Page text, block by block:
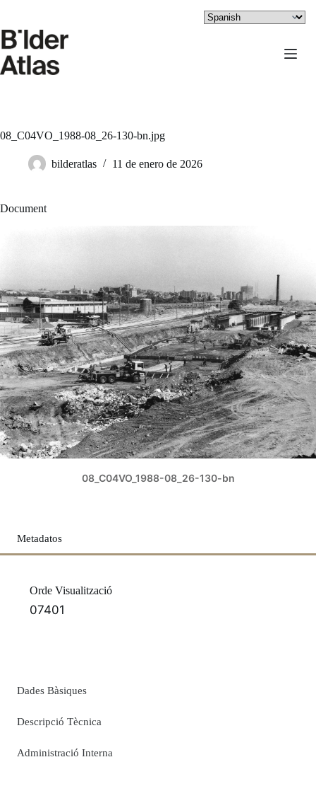
contenido
08_C04VO_1988-08_26-130-bn.jpg
bilderatlas 11 de enero de 2026
Document
08_C04VO_1988-08_26-130-bn
Metadatos
Orde Visualització
07401
Dades Bàsiques
Descripció Tècnica
Administració Interna